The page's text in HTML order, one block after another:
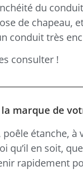
du
de chapeau,
conduit très
consulter !
marque de
poêle étanche,
qu’il en soit,
rapidement